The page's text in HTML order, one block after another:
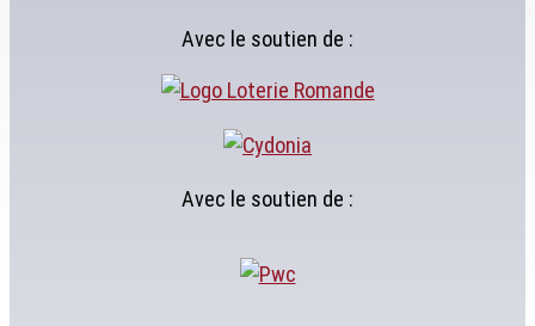
Avec le soutien de :
Avec le soutien de :